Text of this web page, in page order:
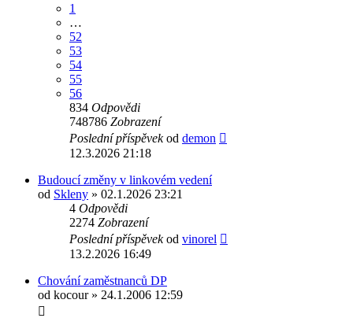
1
…
52
53
54
55
56
834 Odpovědi
748786 Zobrazení
Poslední příspěvekod demon
12.3.2026 21:18
Budoucí změny v linkovém vedení
od Skleny » 02.1.2026 23:21
4 Odpovědi
2274 Zobrazení
Poslední příspěvekod vinorel
13.2.2026 16:49
Chování zaměstnanců DP
od kocour» 24.1.2006 12:59